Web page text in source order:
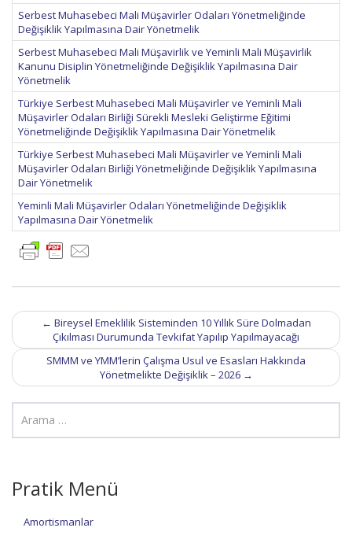
Serbest Muhasebeci Mali Müşavirler Odaları Yönetmeliğinde
Değişiklik Yapılmasına Dair Yönetmelik
Serbest Muhasebeci Mali Müşavirlik ve Yeminli Mali Müşavirlik
Kanunu Disiplin Yönetmeliğinde Değişiklik Yapılmasına Dair
Yönetmelik
Türkiye Serbest Muhasebeci Mali Müşavirler ve Yeminli Mali
Müşavirler Odaları Birliği Sürekli Mesleki Geliştirme Eğitimi
Yönetmeliğinde Değişiklik Yapılmasına Dair Yönetmelik
Türkiye Serbest Muhasebeci Mali Müşavirler ve Yeminli Mali
Müşavirler Odaları Birliği Yönetmeliğinde Değişiklik Yapılmasına
Dair Yönetmelik
Yeminli Mali Müşavirler Odaları Yönetmeliğinde Değişiklik
Yapılmasına Dair Yönetmelik
Post
navigation
← Bireysel Emeklilik Sisteminden 10 Yıllık Süre Dolmadan
Çıkılması Durumunda Tevkifat Yapılıp Yapılmayacağı
SMMM ve YMM’lerin Çalışma Usul ve Esasları Hakkında
Yönetmelikte Değişiklik – 2026 →
Pratik Menü
Amortismanlar